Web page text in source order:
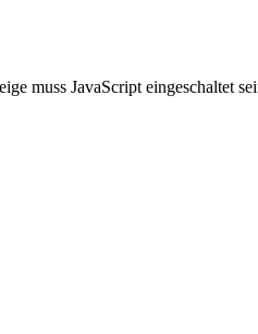
muss JavaScript eingeschaltet